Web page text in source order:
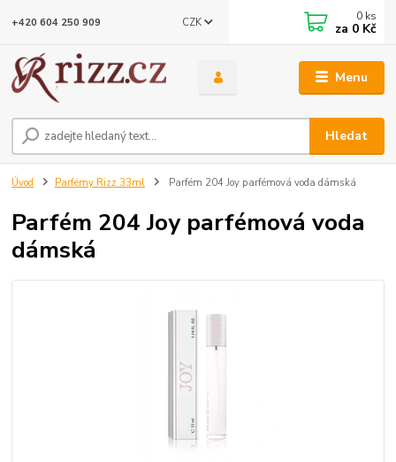
Menu
CZK
Hledat
+420 604 250 909 0 ks
za 0 Kč
Úvod Parfémy Rizz 33ml Parfém 204 Joy parfémová voda dámská
Parfém 204 Joy parfémová voda
dámská